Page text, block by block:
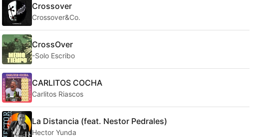
Crossover
Crossover&Co.
CrossOver
-Solo Escribo
CARLITOS COCHA
Carlitos Riascos
La Distancia (feat. Nestor Pedrales)
Hector Yunda